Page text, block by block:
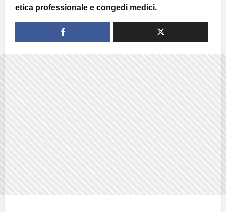
etica professionale e congedi medici.